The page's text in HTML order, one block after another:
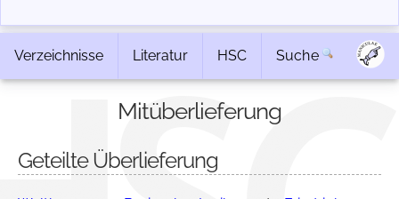
Verzeichnisse Literatur HSC Suche
Mitüberlieferung
Geteilte Überlieferung